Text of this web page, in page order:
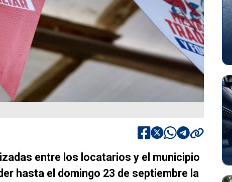
entre los locatarios y el municipio
hasta el domingo 23 de septiembre la